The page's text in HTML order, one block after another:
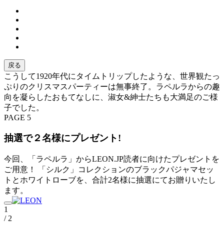
戻る
こうして1920年代にタイムトリップしたような、世界観たっ
ぷりのクリスマスパーティーは無事終了。ラペルラからの趣
向を凝らしたおもてなしに、淑女&紳士たちも大満足のご様
子でした。
PAGE 5
抽選で２名様にプレゼント!
今回、「ラペルラ」からLEON.JP読者に向けたプレゼントを
ご用意！ 「シルク」コレクションのブラックパジャマセッ
トとホワイトローブを、合計2名様に抽選にてお贈りいたし
ます。
1
/ 2